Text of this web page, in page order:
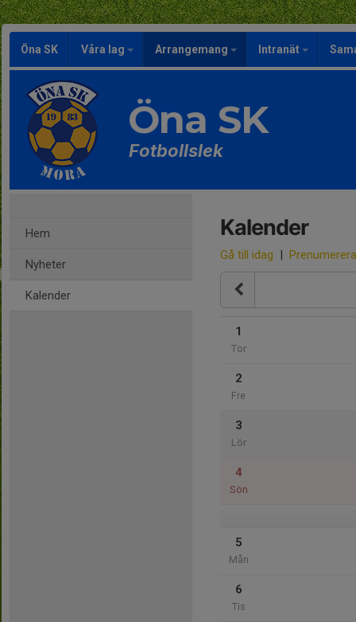
Öna SK Våra lag Arrangemang Intranät
Öna SK
Fotbollslek
Hem
Nyheter
Kalender
Kalender
Gå till idag | Prenumerera
1
Tor
2
Fre
3
Lör
4
Sön
5
Mån
6
Tis